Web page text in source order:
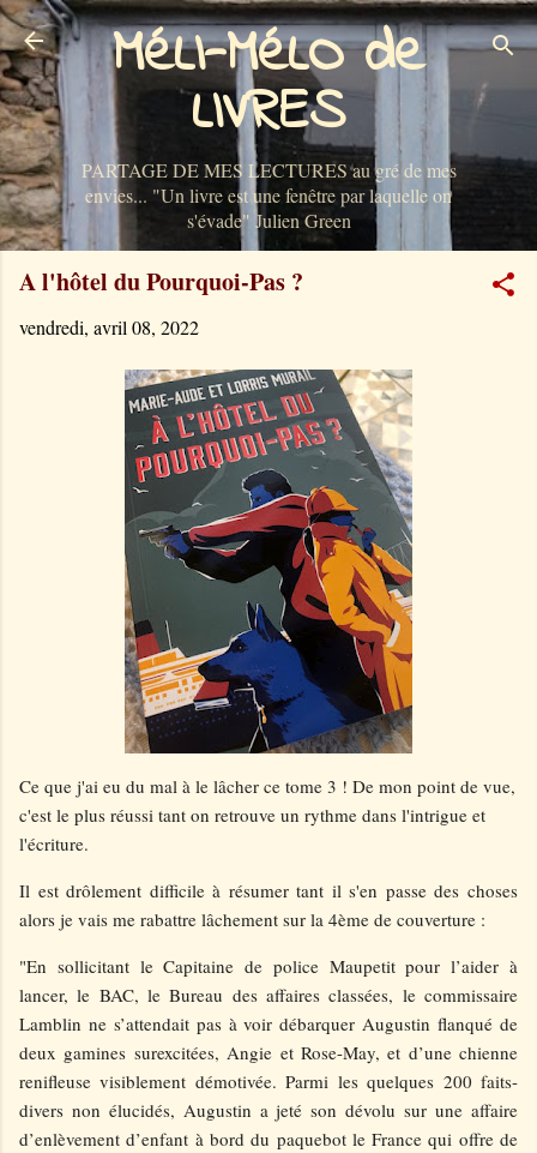
Accéder au contenu principal
MéLI-MéLO de
LIVRES
PARTAGE DE MES LECTURES au gré de mes
envies... "Un livre est une fenêtre par laquelle on
s'évade" Julien Green
A l'hôtel du Pourquoi-Pas ?
vendredi, avril 08, 2022
Ce que j'ai eu du mal à le lâcher ce tome 3 ! De mon point de vue,
c'est le plus réussi tant on retrouve un rythme dans l'intrigue et
l'écriture.
Il est drôlement difficile à résumer tant il s'en passe des choses
alors je vais me rabattre lâchement sur la 4ème de couverture :
"En sollicitant le Capitaine de police Maupetit pour l’aider à
lancer, le BAC, le Bureau des affaires classées, le commissaire
Lamblin ne s’attendait pas à voir débarquer Augustin flanqué de
deux gamines surexcitées, Angie et Rose-May, et d’une chienne
renifleuse visiblement démotivée. Parmi les quelques 200 faits-
divers non élucidés, Augustin a jeté son dévolu sur une affaire
d’enlèvement d’enfant à bord du paquebot le France qui offre de